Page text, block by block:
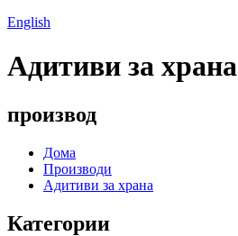
English
Адитиви за храна
производ
Дома
Производи
Адитиви за храна
Категории